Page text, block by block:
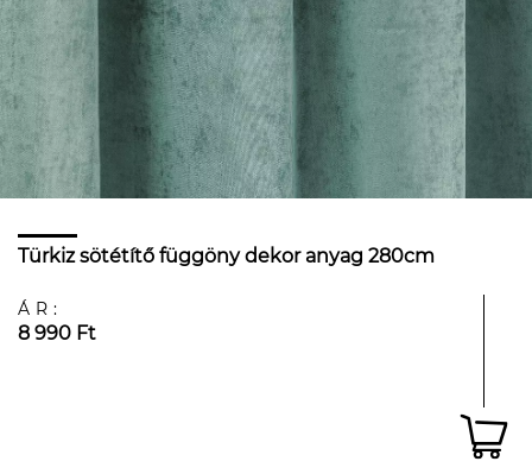
Türkiz sötétítő függöny dekor anyag 280cm
ÁR:
8 990 Ft